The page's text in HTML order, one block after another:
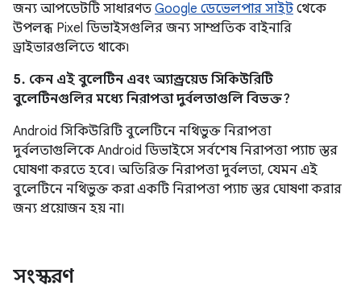
জন্য আপডেটটি সাধারণত Google ডেভেলপার সাইট থেকে
উপলব্ধ Pixel ডিভাইসগুলির জন্য সাম্প্রতিক বাইনারি
ড্রাইভারগুলিতে থাকে৷
5. কেন এই বুলেটিন এবং অ্যান্ড্রয়েড সিকিউরিটি
বুলেটিনগুলির মধ্যে নিরাপত্তা দুর্বলতাগুলি বিভক্ত?
Android সিকিউরিটি বুলেটিনে নথিভুক্ত নিরাপত্তা
দুর্বলতাগুলিকে Android ডিভাইসে সর্বশেষ নিরাপত্তা প্যাচ স্তর
ঘোষণা করতে হবে। অতিরিক্ত নিরাপত্তা দুর্বলতা, যেমন এই
বুলেটিনে নথিভুক্ত করা একটি নিরাপত্তা প্যাচ স্তর ঘোষণা করার
জন্য প্রয়োজন হয় না।
সংস্করণ